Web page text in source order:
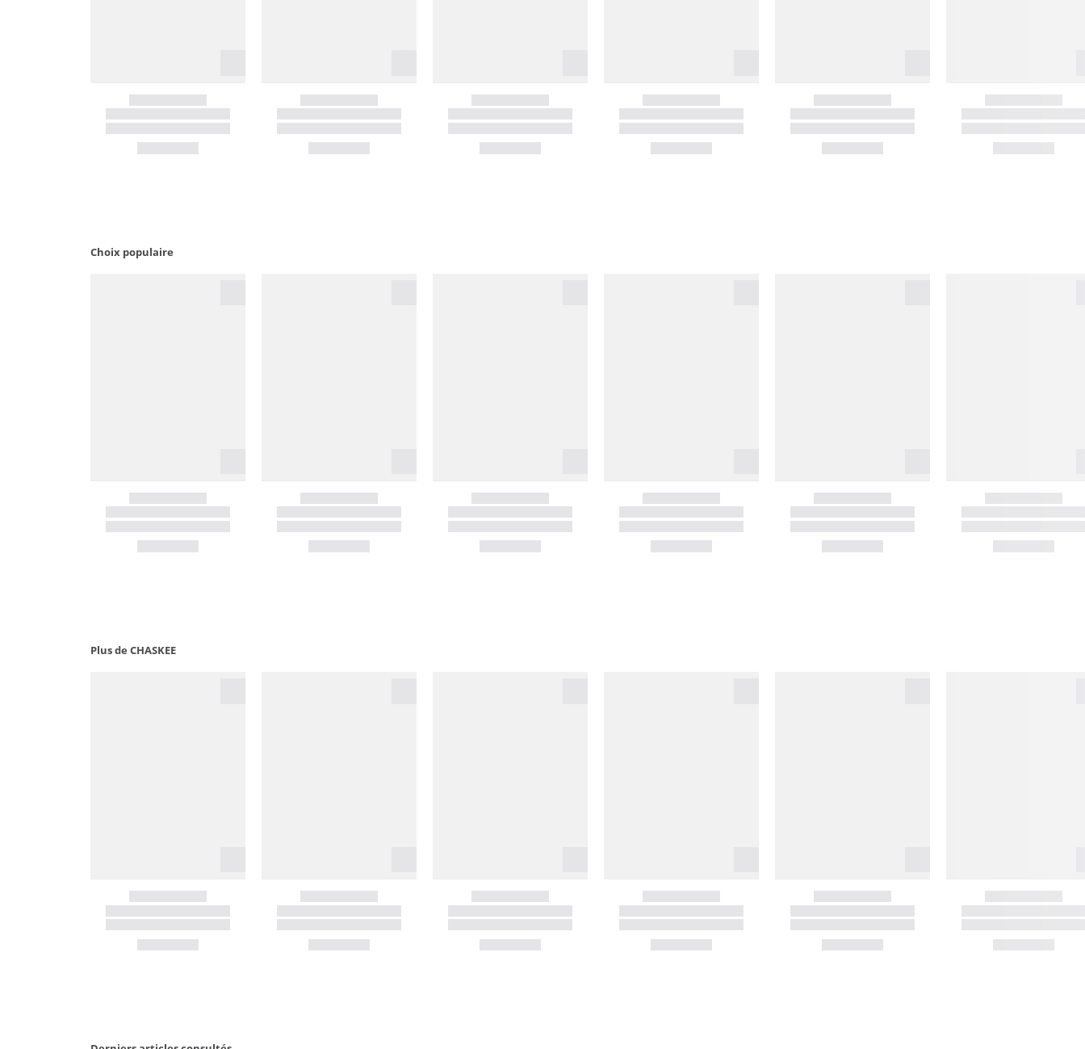
Choix populaire
Plus de CHASKEE